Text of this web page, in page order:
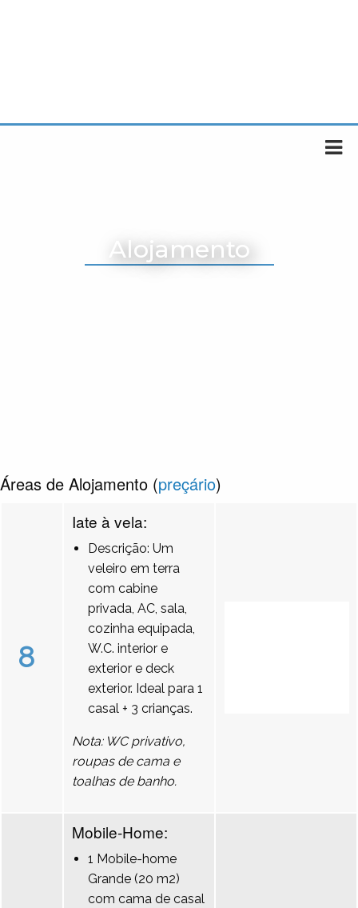
Alojamento
Áreas de Alojamento (preçário)
8
Iate à vela:
Descrição: Um
veleiro em terra
com cabine
privada, AC, sala,
cozinha equipada,
W.C. interior e
exterior e deck
exterior. Ideal para 1
casal + 3 crianças.
Nota: WC privativo,
roupas de cama e
toalhas de banho.
Mobile-Home:
1 Mobile-home
Grande (20 m2)
com cama de casal